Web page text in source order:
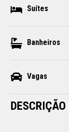
Suítes
Banheiros
Vagas
DESCRIÇÃO